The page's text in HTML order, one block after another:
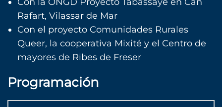
Rafart, Vilassar de Mar
Con el proyecto Comunidades Rurales
Queer, la cooperativa Mixité y el Centro de
mayores de Ribes de Freser
Programación